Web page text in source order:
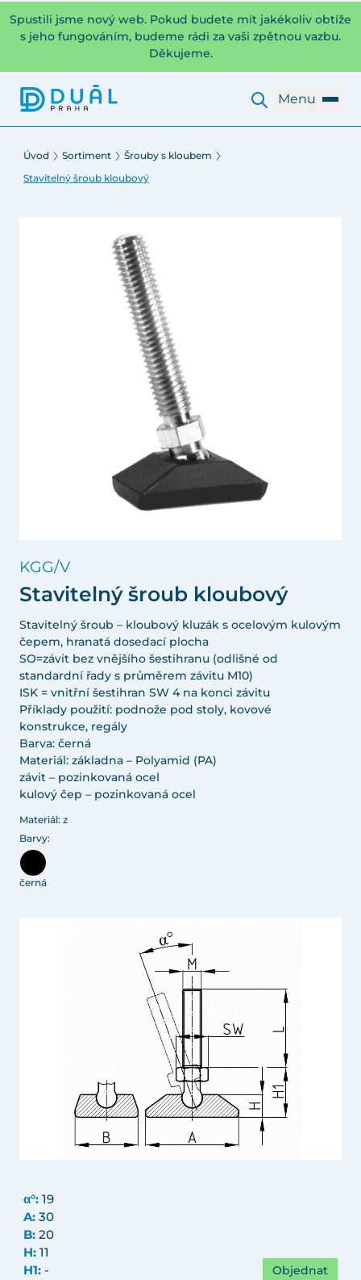
Spustili jsme nový web. Pokud budete mít jakékoliv obtíže
s jeho fungováním, budeme rádi za vaši zpětnou vazbu.
Děkujeme.
Menu
Úvod Sortiment
Šrouby s kloubem
Stavitelný šroub kloubový
KGG/V
Stavitelný šroub kloubový
Stavitelný šroub – kloubový kluzák s ocelovým kulovým
čepem, hranatá dosedací plocha
SO=závit bez vnějšího šestihranu (odlišné od
standardní řady s průměrem závitu M10)
ISK = vnitřní šestihran SW 4 na konci závitu
Příklady použití: podnože pod stoly, kovové
konstrukce, regály
Barva: černá
Materiál: základna – Polyamid (PA)
závit – pozinkovaná ocel
kulový čep – pozinkovaná ocel
Materiál: z
Barvy:
černá
α°: 19
A: 30
B: 20
H: 11
H1: -
Objednat